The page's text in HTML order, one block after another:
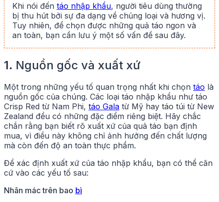
Khi nói đến táo nhập khẩu, người tiêu dùng thường
bị thu hút bởi sự đa dạng về chủng loại và hương vị.
Tuy nhiên, để chọn được những quả táo ngon và
an toàn, bạn cần lưu ý một số vấn đề sau đây.
1. Nguồn gốc và xuất xứ
Một trong những yếu tố quan trọng nhất khi chọn táo là
nguồn gốc của chúng. Các loại táo nhập khẩu như táo
Crisp Red từ Nam Phi, táo Gala từ Mỹ hay táo túi từ New
Zealand đều có những đặc điểm riêng biệt. Hãy chắc
chắn rằng bạn biết rõ xuất xứ của quả táo bạn định
mua, vì điều này không chỉ ảnh hưởng đến chất lượng
mà còn đến độ an toàn thực phẩm.
Để xác định xuất xứ của táo nhập khẩu, bạn có thể căn
cứ vào các yếu tố sau:
Nhãn mác trên bao bì